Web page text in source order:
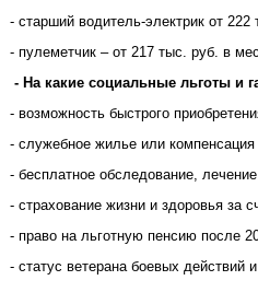
- старший водитель-электрик от
- пулеметчик – от 217 тыс. руб. в
- На какие социальные льготы и
- возможность быстрого
- служебное жилье или
- бесплатное обследование,
- страхование жизни и здоровья за
- право на льготную пенсию после
- статус ветерана боевых действий